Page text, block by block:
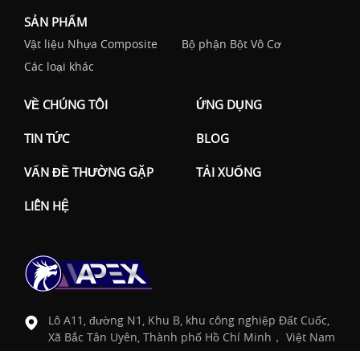
SẢN PHẨM
Vật liệu Nhựa Composite
Bộ phận Bột Vô Cơ
Các loại khác
VỀ CHÚNG TÔI ỨNG DỤNG
TIN TỨC BLOG
VẤN ĐỀ THƯỜNG GẶP TẢI XUỐNG
LIÊN HỆ
Lô A11, đường N1, Khu B, khu công nghiệp Đất Cuốc,
Xã Bắc Tân Uyên, Thành phố Hồ Chí Minh， Việt Nam